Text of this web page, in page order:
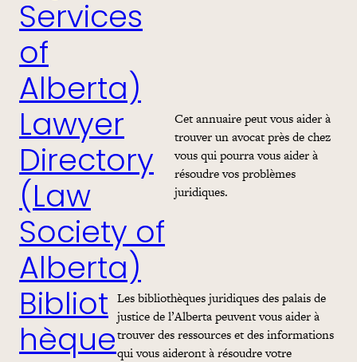
Services
of
Alberta)
Lawyer
Directory
(Law
Society of
Alberta)
Cet annuaire peut vous aider à
trouver un avocat près de chez
vous qui pourra vous aider à
résoudre vos problèmes
juridiques.
Bibliot
hèque
Les bibliothèques juridiques des palais de
justice de l’Alberta peuvent vous aider à
trouver des ressources et des informations
qui vous aideront à résoudre votre